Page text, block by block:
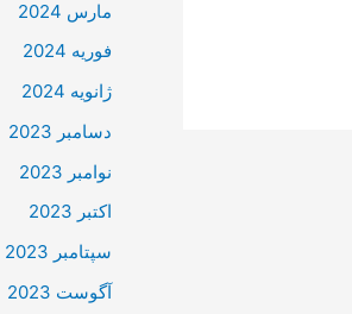
مارس 2024
فوریه 2024
ژانویه 2024
دسامبر 2023
نوامبر 2023
اکتبر 2023
سپتامبر 2023
آگوست 2023